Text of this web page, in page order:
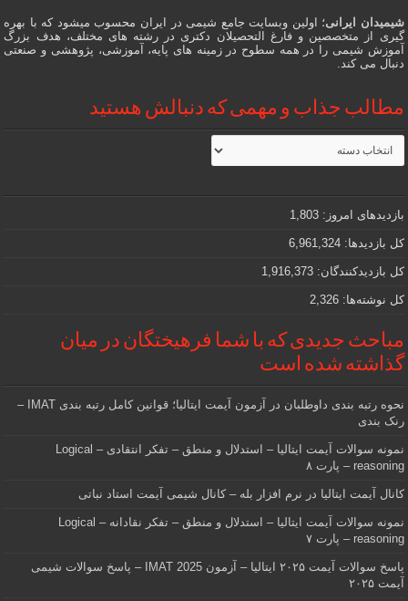
شیمیدان ایرانی؛ اولین وبسایت جامع شیمی در ایران محسوب میشود که با بهره
گیری از متخصصین و فارغ التحصیلان دکتری در رشته های مختلف، هدف بزرگ
آموزش شیمی را در همه سطوح در زمینه های پایه، آموزشی، پژوهشی و صنعتی
دنبال می کند.
مطالب جذاب و مهمی که دنبالش هستید
مطالب
جذاب
و
که
دنبالش
هستید
بازدیدهای امروز: 1,803
کل بازدیدها: 6,961,324
کل بازدیدکنند‌گان: 1,916,373
کل نوشته‌ها: 2,326
مباحث جدیدی که با شما فرهیختگان در میان
گذاشته شده است
نحوه رتبه بندی داوطلبان در آزمون آیمت ایتالیا؛ قوانین کامل رتبه بندی IMAT –
رنک بندی
نمونه سوالات آیمت ایتالیا – استدلال و منطق – تفکر انتقادی – Logical
reasoning – پارت ۸
کانال آیمت ایتالیا در نرم افزار بله – کانال شیمی آیمت استاد نباتی
نمونه سوالات آیمت ایتالیا – استدلال و منطق – تفکر نقادانه – Logical
reasoning – پارت ۷
پاسخ سوالات آیمت ۲۰۲۵ ایتالیا – آزمون IMAT 2025 – پاسخ سوالات شیمی
آیمت ۲۰۲۵